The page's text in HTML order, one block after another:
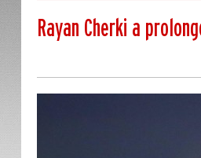
Rayan Cherki a